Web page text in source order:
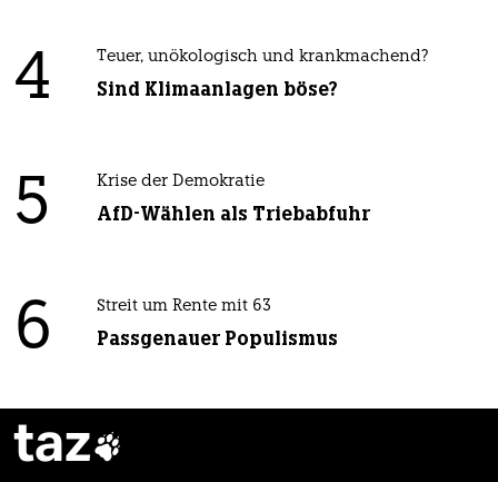
4 Teuer, unökologisch und krankmachend?
Sind Klimaanlagen böse?
5 Krise der Demokratie
AfD-Wählen als Triebabfuhr
6 Streit um Rente mit 63
Passgenauer Populismus
taz